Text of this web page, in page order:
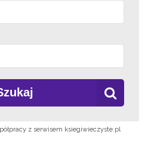
z serwisem ksiegiwieczyste.pl